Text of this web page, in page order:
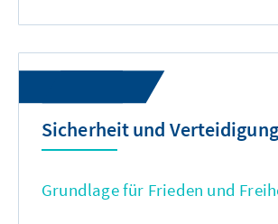
Sicherheit und Verteidigung
Grundlage für Frieden und